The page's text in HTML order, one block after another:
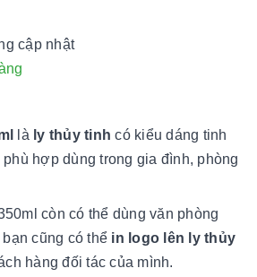
cập nhật
là ly thủy tinh có kiểu dáng tinh
hợp dùng trong gia đình, phòng
còn có thể dùng văn phòng
cũng có thể in logo lên ly thủy
hàng đối tác của mình.